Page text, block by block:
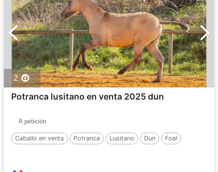
2
Potranca lusitano en venta 2025 dun
A petición
Caballo en venta Potranca Lusitano Dun Foal